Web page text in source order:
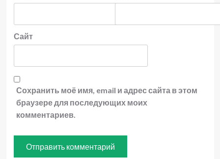
Сайт
Сохранить моё имя, email и адрес сайта в этом
браузере для последующих моих
комментариев.